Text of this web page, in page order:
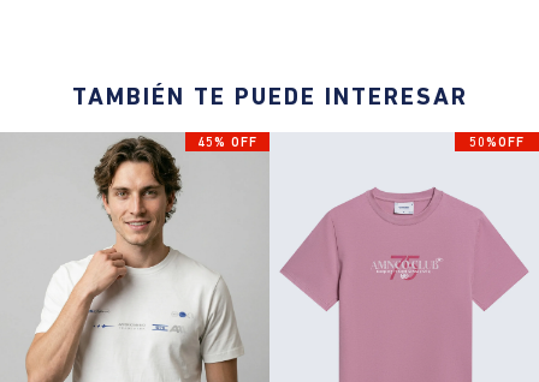
TAMBIÉN TE PUEDE INTERESAR
45% OFF 50%OFF